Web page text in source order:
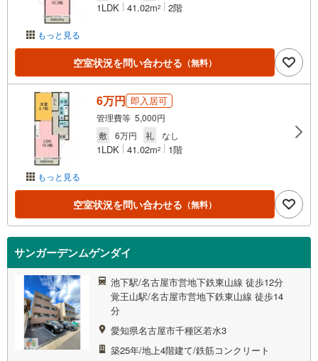
もっと見る
1LDK 41.02m2 2階
空室状況を問い合わせる （無料）
もっと見る
6万円 即入居可
管理費等 5,000円
敷
6万円 礼 なし
1LDK 41.02m2 1階
空室状況を問い合わせる （無料）
サンガーデンムゲンダイ
池下駅/名古屋市営地下鉄東山線 徒歩12分
覚王山駅/名古屋市営地下鉄東山線 徒歩14
分
愛知県名古屋市千種区若水3
築25年/地上4階建て/鉄筋コンクリート